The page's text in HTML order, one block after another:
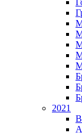
2021